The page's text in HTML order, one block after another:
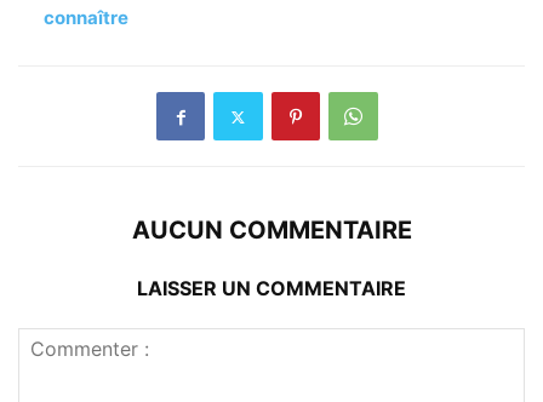
connaître
AUCUN COMMENTAIRE
LAISSER UN COMMENTAIRE